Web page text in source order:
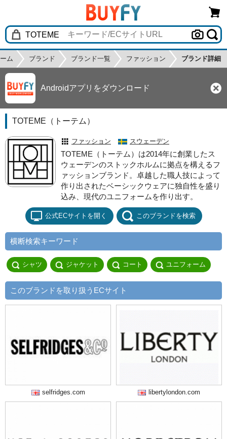
ム ブランド ブランド一覧 ファッション ブランド詳細
Androidアプリをダウンロード
TOTEME（トーテム）
ファッション スウェーデン
TOTEME（トーテム）は2014年に創業したス
ウェーデンのストックホルムに拠点を構えるフ
ァッションブランド。卓越した職人技によって
作り出されたベーシックウェアに独自性を盛り
込み、現代のユニフォームを作り出す。
公式ECサイトを開く このブランドを検索
横断検索キーワード
シャツ ジャケット コート ユニフォーム
このブランドを取り扱うECサイト
selfridges.com libertylondon.com